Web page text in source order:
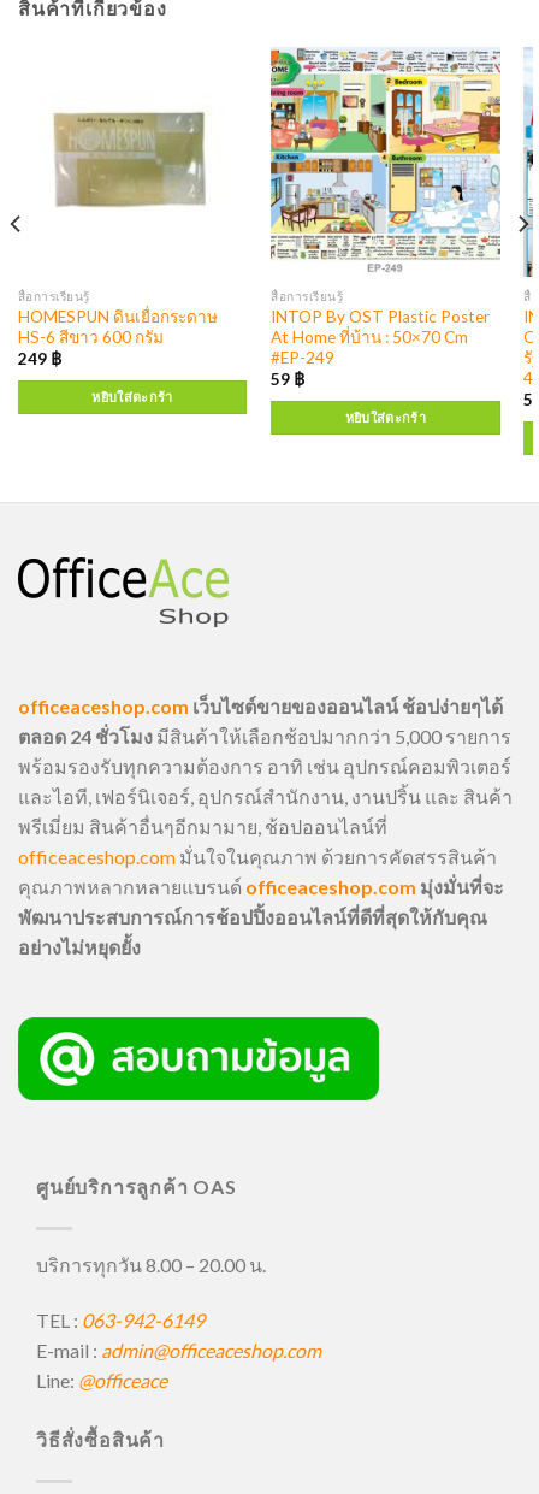
สินค้าที่เกี่ยวข้อง
สื่อการเรียนรู้
HOMESPUN ดินเยื่อกระดาษ
HS-6 สีขาว 600 กรัม
249 ฿
หยิบใส่ตะกร้า
สื่อการเรียนรู้
INTOP By OST Plastic Poster
At Home ที่บ้าน : 50×70 Cm
#EP-249
59 ฿
หยิบใส่ตะกร้า
สื่
รั
officeaceshop.com เว็บไซต์ขายของออนไลน์ ช้อปง่ายๆได้
ตลอด 24 ชั่วโมง มีสินค้าให้เลือกช้อปมากกว่า 5,000 รายการ
พร้อมรองรับทุกความต้องการ อาทิ เช่น อุปกรณ์คอมพิวเตอร์
และไอที, เฟอร์นิเจอร์, อุปกรณ์สำนักงาน, งานปริ้น และ สินค้า
พรีเมี่ยม สินค้าอื่นๆอีกมามาย, ช้อปออนไลน์ที่
officeaceshop.com มั่นใจในคุณภาพ ด้วยการคัดสรรสินค้า
คุณภาพหลากหลายแบรนด์ officeaceshop.com มุ่งมั่นที่จะ
พัฒนาประสบการณ์การช้อปปิ้งออนไลน์ที่ดีที่สุดให้กับคุณ
อย่างไม่หยุดยั้ง
ศูนย์บริการลูกค้า OAS
บริการทุกวัน 8.00 – 20.00 น.
TEL : 063-942-6149
E-mail : admin@officeaceshop.com
Line: @officeace
วิธีสั่งซื้อสินค้า